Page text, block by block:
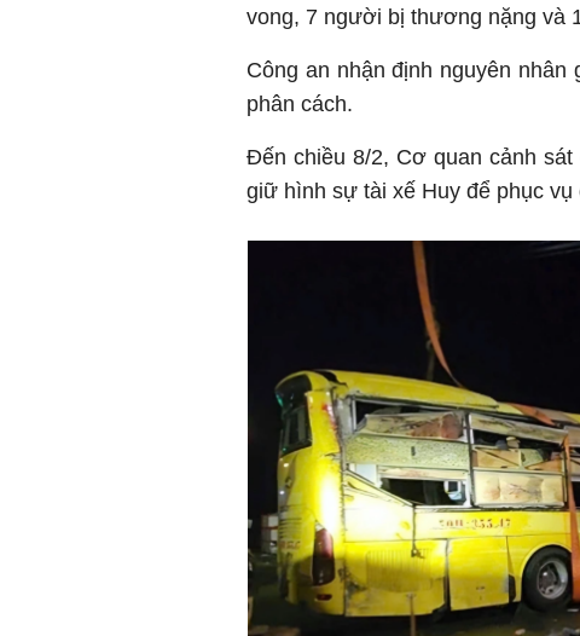
vong, 7 người bị thương nặng và
Công an nhận định nguyên
phân cách.
Đến chiều 8/2, Cơ quan cảnh
giữ hình sự tài xế Huy để phục vụ